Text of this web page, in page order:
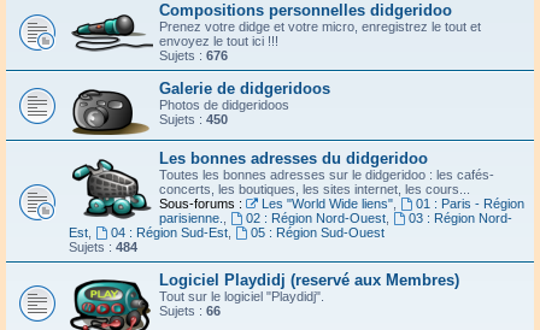
Compositions personnelles didgeridoo
Prenez votre didge et votre micro, enregistrez le tout et
envoyez le tout ici !!!
Sujets : 676
Galerie de didgeridoos
Photos de didgeridoos
Sujets : 450
Les bonnes adresses du didgeridoo
Toutes les bonnes adresses sur le didgeridoo : les cafés-
concerts, les boutiques, les sites internet, les cours...
Sous-forums :
Les "World Wide liens",
01 : Paris - Région
parisienne.
02 : Région Nord-Ouest,
03 : Région Nord-
Est
04 : Région Sud-Est,
05 : Région Sud-Ouest
Sujets : 484
Logiciel Playdidj (reservé aux Membres)
Tout sur le logiciel "Playdidj".
Sujets : 66